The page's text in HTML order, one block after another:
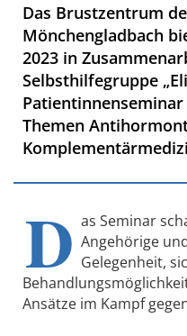
Das Brustzentrum
Mönchengladbach
2023 in
Selbsthilfegruppe
Themen
D as Seminar
Angehörige
Gelegenheit,
Ansätze im Kampf